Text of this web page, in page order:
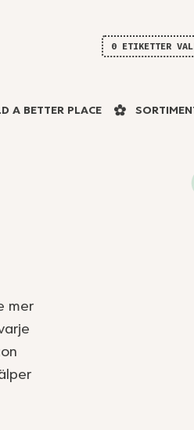
A BETTER PLACE
0 ETIKETTER
mer